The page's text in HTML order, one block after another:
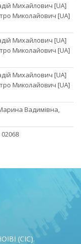
Михайлович [UA]
Миколайович [UA]
Михайлович [UA]
Миколайович [UA]
Михайлович [UA]
Миколайович [UA]
Вадимівна,
(СІС).